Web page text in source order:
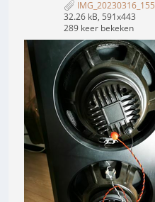
32.26 kB, 591x443
289 keer bekeken